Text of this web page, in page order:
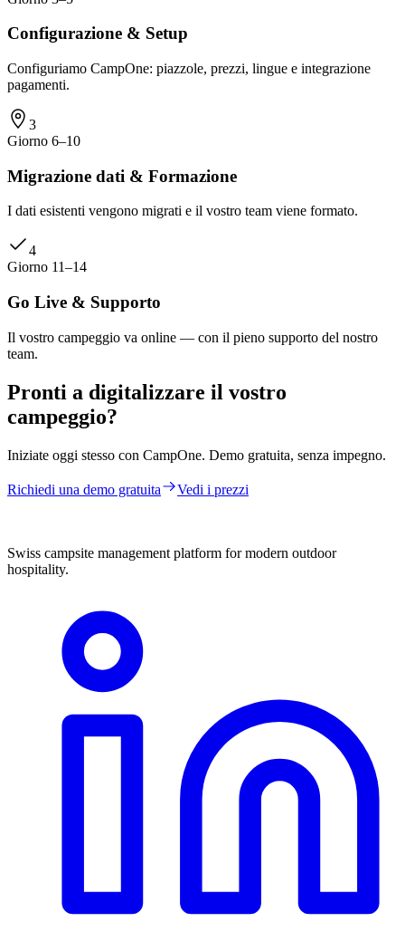
Configurazione & Setup
Configuriamo CampOne: piazzole, prezzi, lingue e integrazione
pagamenti.
3
Giorno 6–10
Migrazione dati & Formazione
I dati esistenti vengono migrati e il vostro team viene formato.
4
Giorno 11–14
Go Live & Supporto
Il vostro campeggio va online — con il pieno supporto del nostro
team.
Pronti a digitalizzare il vostro
campeggio?
Iniziate oggi stesso con CampOne. Demo gratuita, senza impegno.
Richiedi una demo gratuita Vedi i prezzi
Swiss campsite management platform for modern outdoor
hospitality.